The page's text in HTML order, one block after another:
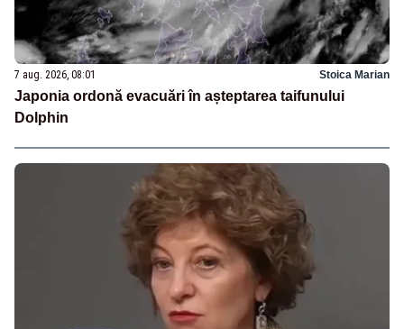
7 aug. 2026, 08:01 Stoica Marian
Japonia ordonă evacuări în așteptarea taifunului
Dolphin